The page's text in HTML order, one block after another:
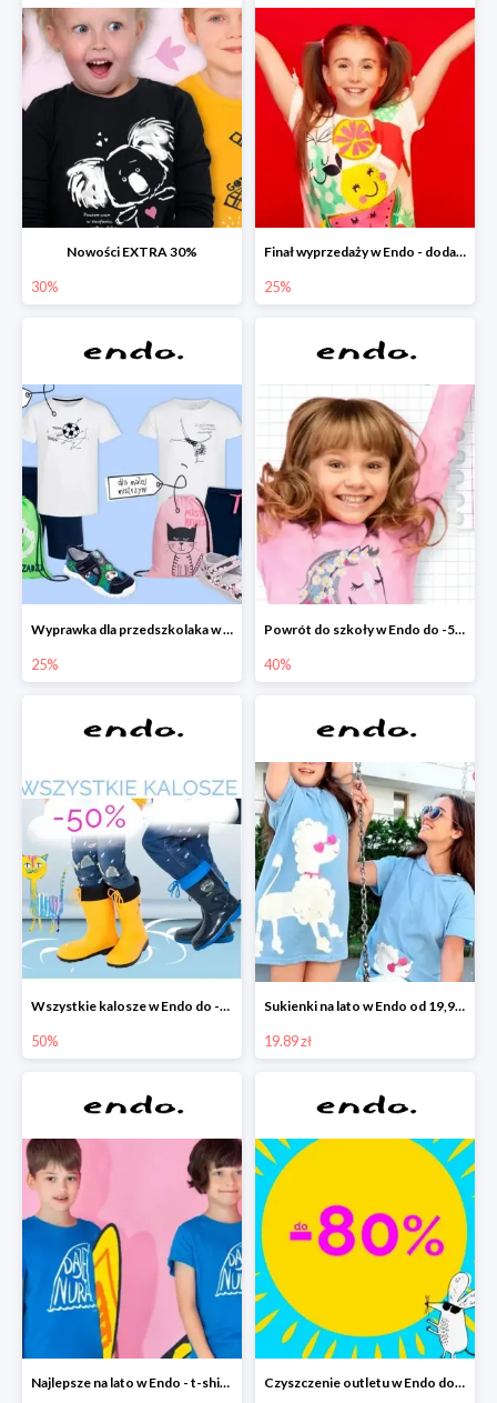
Nowości EXTRA 30%
30%
Finał wyprzedaży w Endo - dodatkowe 25% rabatu w Endo
25%
Wyprawka dla przedszkolaka w Endo do -25%
25%
Powrót do szkoły w Endo do -50%
40%
Wszystkie kalosze w Endo do -50%
50%
Sukienki na lato w Endo od 19,90 zł
19.89 zł
Najlepsze na lato w Endo - t-shirty od 9,90 zł i krótkie spodenki od 19,90 zł Czyszczenie outletu w Endo do -80%